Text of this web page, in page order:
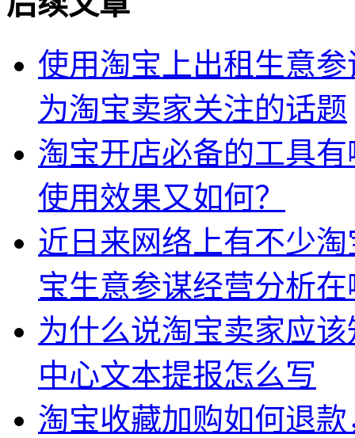
使用淘宝上出租生意
为淘宝卖家关注的话题
淘宝开店必备的工具
使用效果又如何？
近日来网络上有不少
宝生意参谋经营分析在
为什么说淘宝卖家应
中心文本提报怎么写
淘宝收藏加购如何退